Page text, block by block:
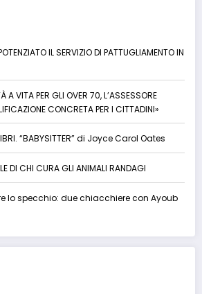
IL SERVIZIO DI PATTUGLIAMENTO IN
A VITA PER GLI OVER 70, L’ASSESSORE
CONCRETA PER I CITTADINI»
“BABYSITTER” di Joyce Carol Oates
DI CHI CURA GLI ANIMALI RANDAGI
lo specchio: due chiacchiere con Ayoub